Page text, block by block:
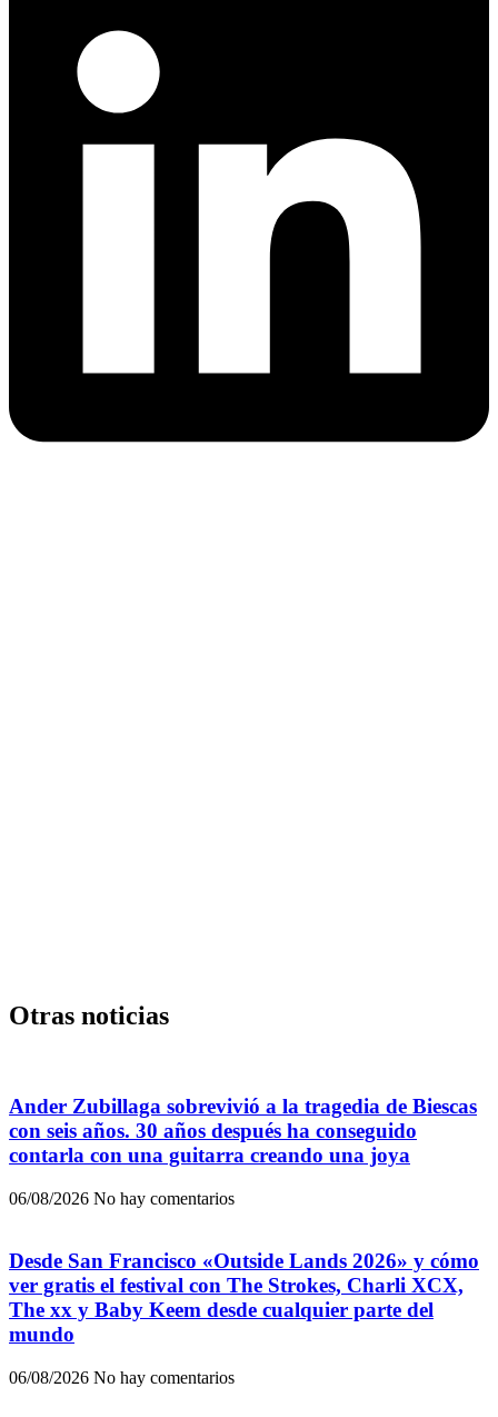
Otras noticias
Ander Zubillaga sobrevivió a la tragedia de Biescas
con seis años. 30 años después ha conseguido
contarla con una guitarra creando una joya
06/08/2026 No hay comentarios
Desde San Francisco «Outside Lands 2026» y cómo
ver gratis el festival con The Strokes, Charli XCX,
The xx y Baby Keem desde cualquier parte del
mundo
06/08/2026 No hay comentarios